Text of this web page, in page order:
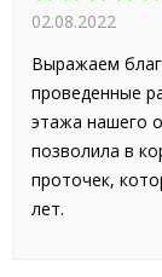
02.08.2022
Выражаем
проведенные
этажа нашего
позволила в
проточек,
лет.